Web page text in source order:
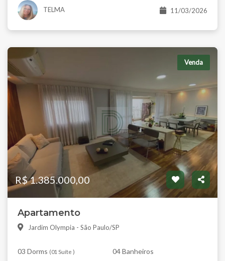
TELMA 11/03/2026
Venda
R$ 1.385.000,00
Apartamento
Jardim Olympia - São Paulo/SP
03 Dorms (01 Suíte ) 04 Banheiros